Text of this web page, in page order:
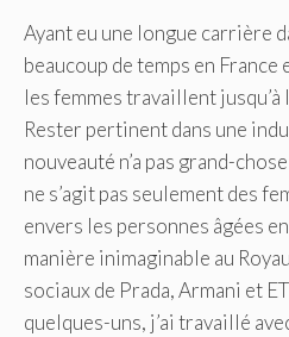
Ayant eu une longue carrière
beaucoup de temps en France
les femmes travaillent
Rester pertinent dans une
nouveauté n’a pas grand-
ne s’agit pas seulement des
envers les personnes âgées
manière inimaginable au
sociaux de Prada, Armani et
quelques-uns, j’ai travaillé